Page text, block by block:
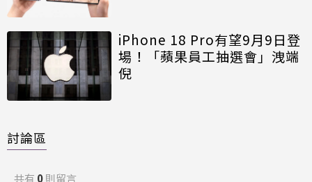
iPhone 18 Pro有望9月9日登
場！「蘋果員工抽選會」洩端
倪
討論區
共有 0則留言